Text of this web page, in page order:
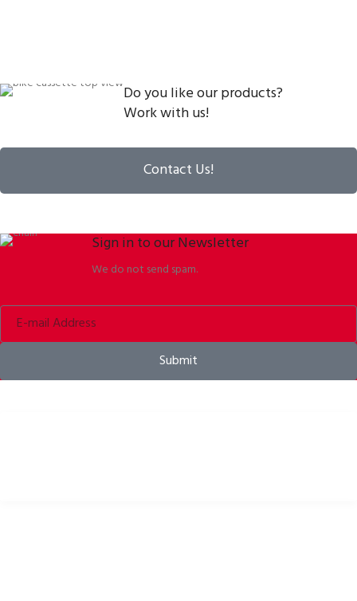
Do you like our products?
Work with us!
Contact Us!
Sign in to our Newsletter
We do not send spam.
Submit